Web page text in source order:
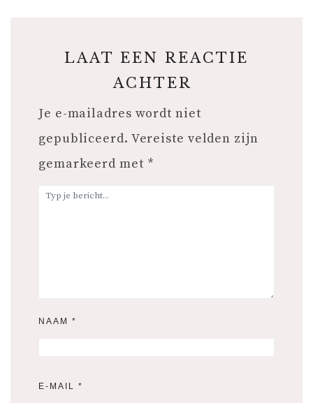
LAAT EEN REACTIE
ACHTER
Je e-mailadres wordt niet
gepubliceerd. Vereiste velden zijn
gemarkeerd met *
NAAM *
E-MAIL *